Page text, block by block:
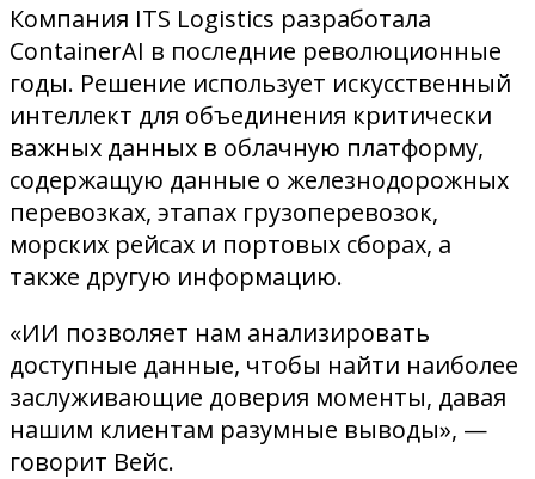
Компания ITS Logistics разработала
ContainerAI в последние революционные
годы. Решение использует искусственный
интеллект для объединения критически
важных данных в облачную платформу,
содержащую данные о железнодорожных
перевозках, этапах грузоперевозок,
морских рейсах и портовых сборах, а
также другую информацию.
«ИИ позволяет нам анализировать
доступные данные, чтобы найти наиболее
заслуживающие доверия моменты, давая
нашим клиентам разумные выводы», —
говорит Вейс.